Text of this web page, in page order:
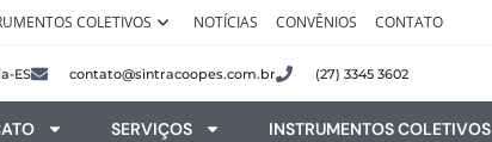
COLETIVOS NOTÍCIAS CONVÊNIOS CONTATO
ES contato@sintracoopes.com.br (27) 3345 3602
SERVIÇOS INSTRUMENTOS COLETIVOS